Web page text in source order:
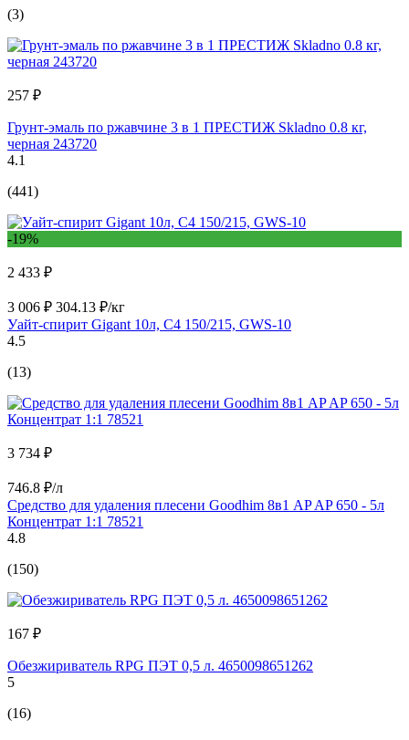
(3)
257 ₽
Грунт-эмаль по ржавчине 3 в 1 ПРЕСТИЖ Skladno 0.8 кг,
черная 243720
4.1
(441)
-19%
2 433 ₽
3 006 ₽ 304.13 ₽/кг
Уайт-спирит Gigant 10л, С4 150/215, GWS-10
4.5
(13)
3 734 ₽
746.8 ₽/л
Средство для удаления плесени Goodhim 8в1 AP AP 650 - 5л
Концентрат 1:1 78521
4.8
(150)
167 ₽
Обезжириватель RPG ПЭТ 0,5 л. 4650098651262
5
(16)